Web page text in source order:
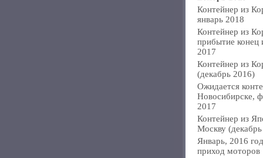
Контейнер из
январь 2018
Контейнер из
прибытие конец
2017
Контейнер из
(декабрь 2016)
Ожидается
Новосибирске,
2017
Контейнер из
Москву
Январь, 2016
приход моторов